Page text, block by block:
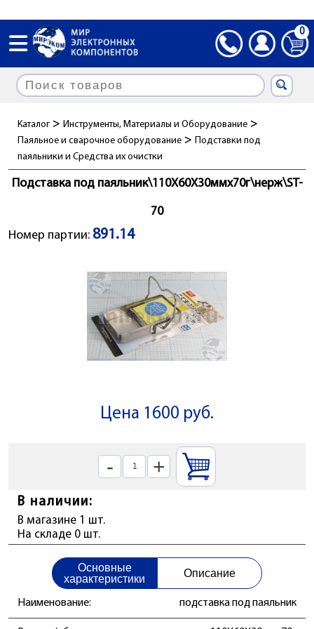
0
Каталог > Инструменты, Материалы и Оборудование >
Паяльное и сварочное оборудование > Подставки под
паяльники и Cредства их очистки
Подставка под паяльник\110X60X30ммx70г\нерж\ST-
70
Номер партии: 891.14
Цена 1600 руб.
- +
В наличии:
В магазине 1 шт.
На складе 0 шт.
Основные
характеристики
Описание
Наименование: подставка под паяльник